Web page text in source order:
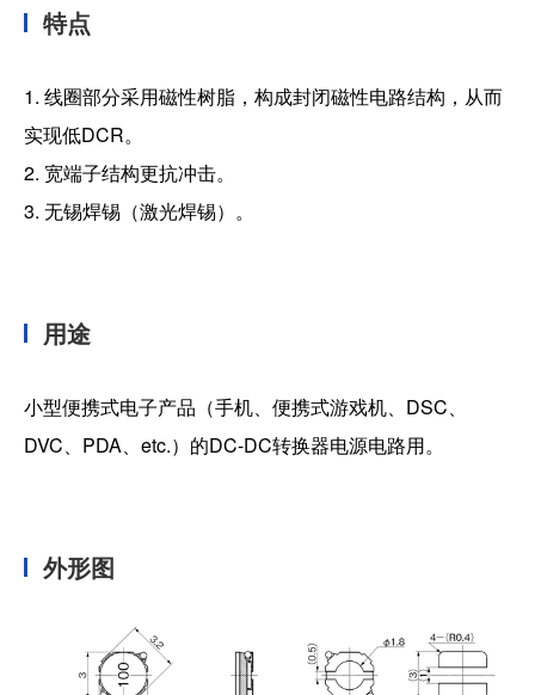
特点
1. 线圈部分采用磁性树脂，构成封闭磁性电路结构，从而
实现低DCR。
2. 宽端子结构更抗冲击。
3. 无锡焊锡（激光焊锡）。
用途
小型便携式电子产品（手机、便携式游戏机、DSC、
DVC、PDA、etc.）的DC-DC转换器电源电路用。
外形图